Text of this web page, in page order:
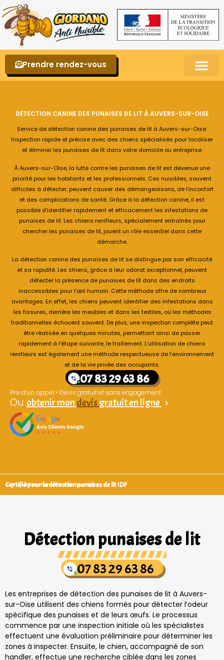
Prendre rendez-vous
DÉTECTION CANINE DES PUNAISES DE LIT À AUVERS-SUR-OISE
Service de détection canine des punaises de lit à Auvers-sur-Oise.
Inspection rapide et précise avec des chiens spécialisés pour localiser
et éliminer les punaises de lit dans votre domicile ou entreprise.
À Auvers-sur-Oise, la lutte contre les punaises de lit est devenue une
priorité pour les habitants et les professionnels. Ces nuisibles, souvent
difficiles à détecter, peuvent causer des démangeaisons, de l’inconfort
et des complications de santé. Grâce à la détection canine, il est
possible d’identifier rapidement et efficacement les infestations de
punaises de lit. Les chiens renifleurs, spécialement entraînés pour
chercher les punaises de lit, jouent un rôle essentiel dans cette
démarche.
La détection canine des punaises de lit se distingue par son efficacité
et sa rapidité. Les chiens, grâce à leur odorat exceptionnel, peuvent
détecter la présence de punaises de lit dans des endroits
inaccessibles pour l’œil humain. Cette méthode offre de nombreux
avantages. En effet, les chiens peuvent identifier des infestations dans
les fissures, derrière les meubles et dans les textiles, où les méthodes
traditionnelles échouent souvent. De plus, une inspection complète peut
être réalisée en quelques minutes, permettant ainsi de passer
rapidement à l’étape suivante, le traitement. L’utilisation de chiens
renifleurs est également une méthode respectueuse de l’environnement
et de la vie privée des occupants.
07 83 29 63 86
Prix d’un appel • Devis gratuit et sans engagement
Ou obtenir mon devis gratuit en ligne >
Certifié pour la détection punaises de lit IDF
Signataires d’une charte qualité
Détection punaises de lit
07 83 29 63 86
Les entreprises de détection des punaises de lit à Auvers-
sur-Oise utilisent des chiens formés pour détecter l’odeur
spécifique des punaises et de leurs œufs. Le processus
commence par une inspection initiale où les spécialistes
effectuent une évaluation préliminaire pour déterminer les
zones à inspecter. Ensuite, le chien, accompagné de son
handler, effectue une recherche ciblée dans les zones